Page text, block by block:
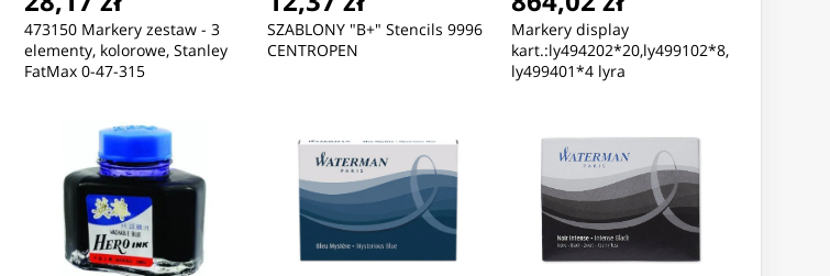
473150 Markery zestaw - 3
elementy, kolorowe, Stanley
FatMax 0-47-315
SZABLONY "B+" Stencils 9996
CENTROPEN
Markery display
kart.:ly494202*20,ly499102*8,
ly499401*4 lyra